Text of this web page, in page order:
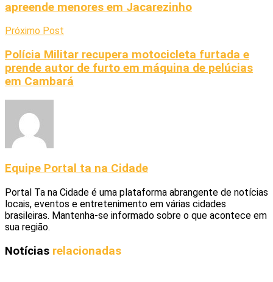
apreende menores em Jacarezinho
Próximo Post
Polícia Militar recupera motocicleta furtada e
prende autor de furto em máquina de pelúcias
em Cambará
Equipe Portal ta na Cidade
Portal Ta na Cidade é uma plataforma abrangente de notícias
locais, eventos e entretenimento em várias cidades
brasileiras. Mantenha-se informado sobre o que acontece em
sua região.
Notícias relacionadas